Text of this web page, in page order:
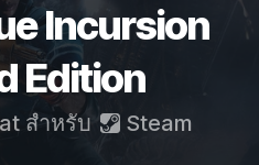
Incursion
Edition
สำหรับ Steam